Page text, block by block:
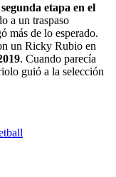
segunda etapa en el
a un traspaso
más de lo esperado.
un Ricky Rubio en
. Cuando parecía
guió a la selección